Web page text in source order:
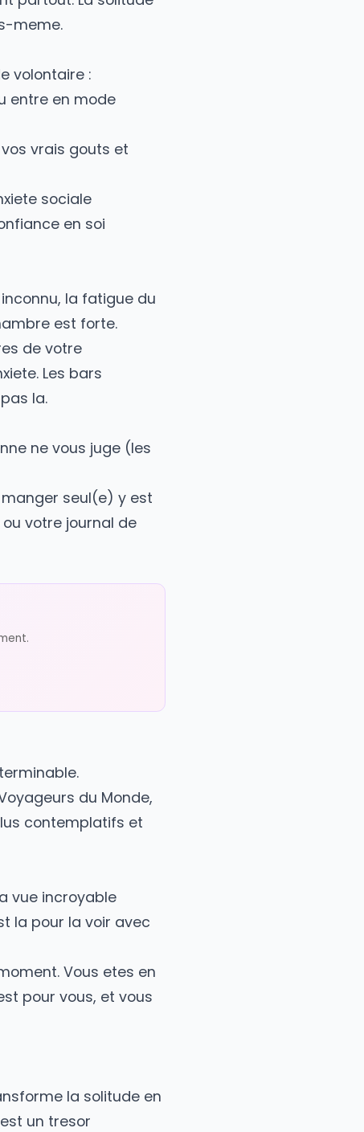
En
les cafes, les
sont partout. La solitude
vous-meme.
solitude volontaire :
vos vrais gouts et
l'anxiete sociale
la confiance en soi
endroit inconnu, la fatigue du
votre chambre est forte.
pres de votre
l'anxiete. Les bars
dormez pas la.
- manger seul(e) y est
un livre ou votre journal de
engagement.
interminable.
les plus contemplatifs et
La vue incroyable
n'est la pour la voir avec